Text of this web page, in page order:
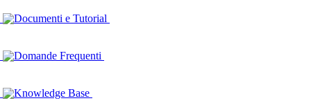
Documenti e Tutorial
Domande Frequenti
Knowledge Base